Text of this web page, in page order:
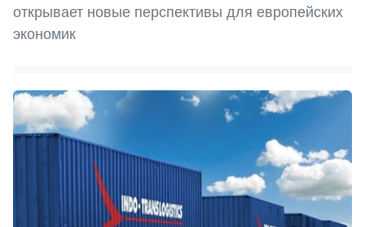
открывает новые перспективы для европейских
экономик